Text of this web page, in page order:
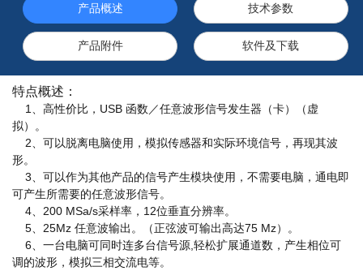
产品概述 技术参数
产品附件 软件及下载
特点概述：
1、高性价比，USB 函数／任意波形信号发生器（卡）（虚
拟）。
2、可以脱离电脑使用，模拟传感器和实际环境信号，再现其波
形。
3、可以作为其他产品的信号产生模块使用，不需要电脑，通电即
可产生所需要的任意波形信号。
4、200 MSa/s采样率，12位垂直分辨率。
5、25Mz 任意波输出。（正弦波可输出高达75 Mz）。
6、一台电脑可同时连多台信号源,轻松扩展通道数，产生相位可
调的波形，模拟三相交流电等。